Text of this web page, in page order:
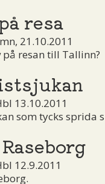
resa
21.10.2011
på resan till Tallinn?
13.10.2011
som tycks sprida
12.9.2011